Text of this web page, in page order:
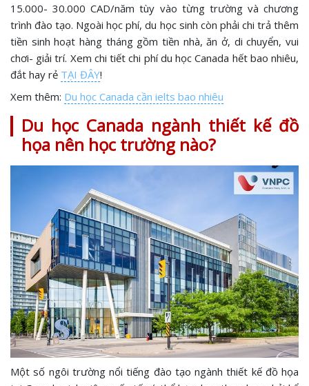
15.000- 30.000 CAD/năm tùy vào từng trường và chương
trình đào tạo. Ngoài học phí, du học sinh còn phải chi trả thêm
tiền sinh hoạt hàng tháng gồm tiền nhà, ăn ở, di chuyển, vui
chơi- giải trí. Xem chi tiết chi phí du học Canada hết bao nhiêu,
đắt hay rẻ TẠI ĐÂY!
Xem thêm: Du học Canada cần ielts bao nhiêu
Du học Canada ngành thiết kế đồ
họa nên học trường nào?
Một số ngôi trường nổi tiếng đào tạo ngành thiết kế đồ họa